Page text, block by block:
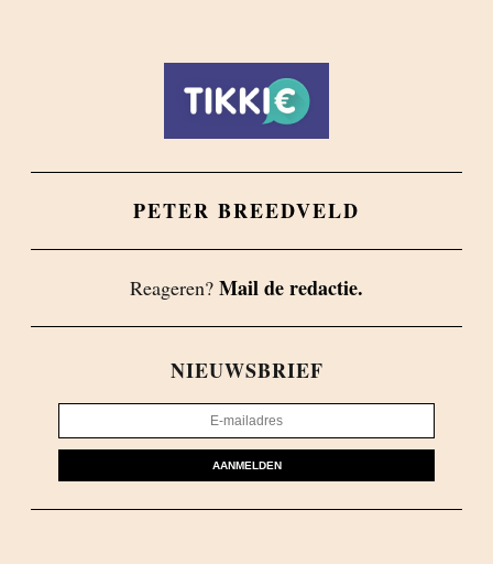
PETER BREEDVELD
Reageren? Mail de redactie.
NIEUWSBRIEF
AANMELDEN